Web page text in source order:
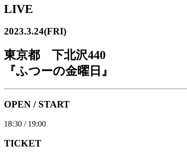
LIVE
2023.3.24(FRI)
東京都 下北沢440
『ふつーの金曜日』
OPEN / START
18:30 / 19:00
TICKET